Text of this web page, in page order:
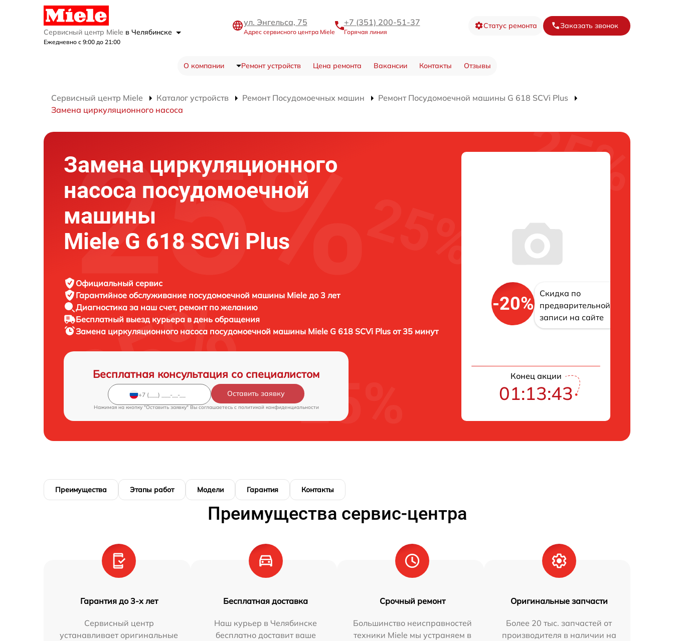
Сервисный центр Miele в Челябинске
Ежедневно с 9:00 до 21:00
ул. Энгельса, 75
Адрес сервисного центра Miele
+7 (351) 200-51-37
Горячая линия
Статус ремонта Заказать звонок
О компании Ремонт устройств Цена ремонта Вакансии Контакты Отзывы
Сервисный центр Miele Каталог устройств Ремонт Посудомоечных машин
Ремонт Посудомоечной машины G 618 SCVi Plus
Замена циркуляционного насоса
Замена циркуляционного
насоса посудомоечной
машины
Miele G 618 SCVi Plus
Официальный сервис
Гарантийное обслуживание посудомоечной машины Miele до 3 лет
Диагностика за наш счет, ремонт по желанию
Бесплатный выезд курьера в день обращения
Замена циркуляционного насоса посудомоечной машины Miele G 618 SCVi Plus от 35 минут
Бесплатная консультация со специалистом
Оставить заявку
Нажимая на кнопку "Оставить заявку" Вы соглашаетесь c политикой конфиденциальности
-20%
Скидка по
предварительной
записи на сайте
Конец акции
01:13:42
Преимущества Этапы работ Модели Гарантия Контакты
Преимущества сервис-центра
Гарантия до 3-х лет
Сервисный центр
устанавливает оригинальные
Бесплатная доставка
Наш курьер в Челябинске
бесплатно доставит ваше
Срочный ремонт
Большинство неисправностей
техники Miele мы устраняем в
Оригинальные запчасти
Более 20 тыс. запчастей от
производителя в наличии на